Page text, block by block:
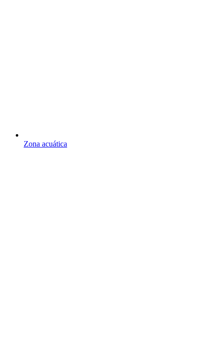
Zona acuática